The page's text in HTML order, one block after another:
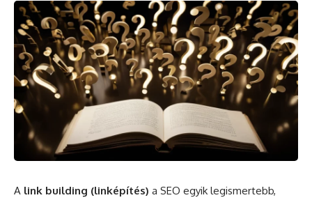
A link building (linképítés) a SEO egyik legismertebb,